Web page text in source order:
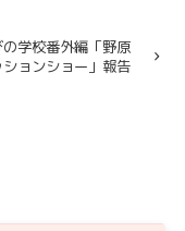
の学校番外編「野原
ションショー」報告